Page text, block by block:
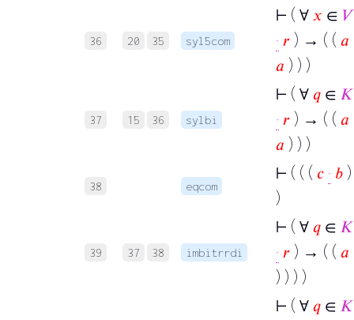
36 20 35 syl5com
⊢ ( ∀𝑥 ∈ 𝑉
· 𝑟 ) → ( ( 𝑎
𝑎 ) ) )
37 15 36 sylbi
⊢ ( ∀𝑞 ∈ 𝐾
· 𝑟 ) → ( ( 𝑎
𝑎 ) ) )
38 eqcom
⊢ ( ( ( 𝑐 · 𝑏
)
39 37 38 imbitrrdi
⊢ ( ∀𝑞 ∈ 𝐾
· 𝑟 ) → ( ( 𝑎
) ) ) )
⊢ ( ∀𝑞 ∈ 𝐾